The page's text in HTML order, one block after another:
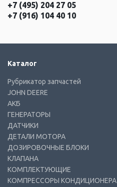
+7 (495) 204 27 05
+7 (916) 104 40 10
Каталог
Рубрикатор запчастей
JOHN DEERE
АКБ
ГЕНЕРАТОРЫ
ДАТЧИКИ
ДЕТАЛИ МОТОРА
ДОЗИРОВОЧНЫЕ БЛОКИ
КЛАПАНА
КОМПЛЕКТУЮЩИЕ
КОМПРЕССОРЫ КОНДИЦИОНЕРА